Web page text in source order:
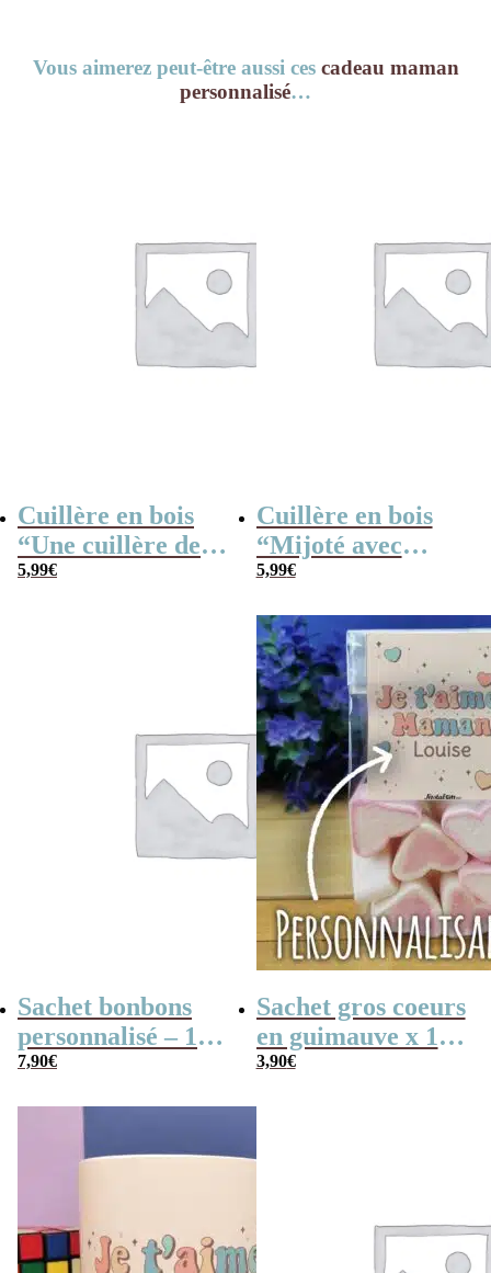
Vous aimerez peut-être aussi ces cadeau maman
personnalisé…
Cuillère en bois
“Une cuillère de
petits bisous”
5,99€
Cuillère en bois
“Mijoté avec
amour”
30 cm
5,99€
Sachet bonbons
personnalisé – 15
nougats tendres –
7,90€
Sachet gros coeurs
en guimauve x 15
– “Je t’aime
3,90€